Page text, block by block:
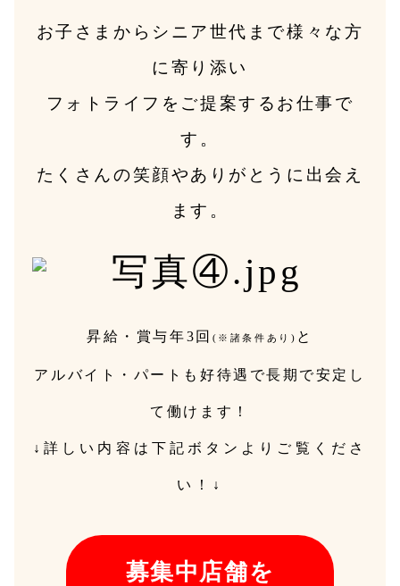
お子さまからシニア世代まで様々な方
に寄り添い
フォトライフをご提案するお仕事で
す。
たくさんの笑顔やありがとうに出会え
ます。
昇給・賞与年3回 (※諸条件あり) と
アルバイト・パートも好待遇で長期で安定し
て働けます！
↓詳しい内容は下記ボタンよりご覧くださ
い！↓
募集中店舗を